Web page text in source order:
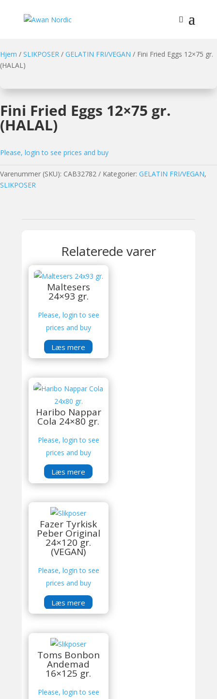
Hjem / SLIKPOSER / GELATIN FRI/VEGAN / Fini Fried Eggs 12×75 gr.
(HALAL)
Fini Fried Eggs 12×75 gr.
(HALAL)
Please, login to see prices and buy
Varenummer (SKU): CAB32782 Kategorier: GELATIN FRI/VEGAN,
SLIKPOSER
Relaterede varer
Maltesers
24×93 gr.
Please, login to see
prices and buy
Læs mere
Haribo Nappar
Cola 24×80 gr.
Please, login to see
prices and buy
Læs mere
Fazer Tyrkisk
Peber Original
24×120 gr.
(VEGAN)
Please, login to see
prices and buy
Læs mere
Toms Bonbon
Andemad
16×125 gr.
Please, login to see